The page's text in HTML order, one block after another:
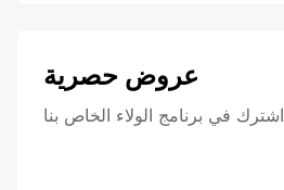
عروض حصرية
اشترك في برنامج الولاء الخاص بنا